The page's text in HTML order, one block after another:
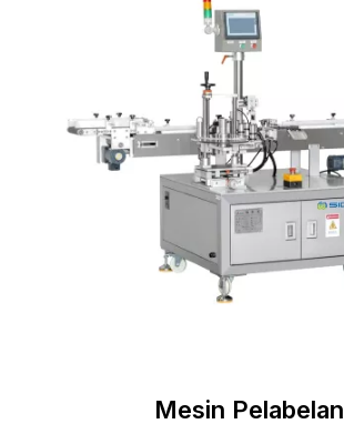
Mesin Pelabelan